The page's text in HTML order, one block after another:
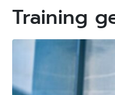
Training